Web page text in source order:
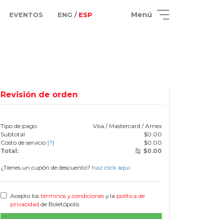
EVENTOS ENG / ESP Menú
Revisión de orden
Tipo de pago
Visa / Mastercard / Amex
Subtotal
$0.00
Costo de servicio [?] $0.00
Total:
$0.00
¿Tienes un cupón de descuento? haz click aquí.
Acepto los términos y condiciones y la política de
privacidad de Boletópolis